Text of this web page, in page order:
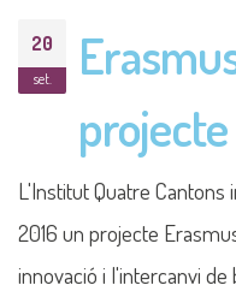
20
set.
projecte
L'Institut Quatre
2016 un projecte
innovació i l'intercanvi